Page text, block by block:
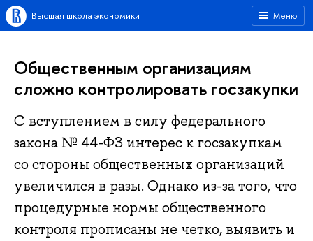
Меню
Высшая школа экономики
Общественным организациям
сложно контролировать госзакупки
С вступлением в силу федерального
закона № 44-ФЗ интерес к госзакупкам
со стороны общественных организаций
увеличился в разы. Однако из-за того, что
процедурные нормы общественного
контроля прописаны не четко, выявить и